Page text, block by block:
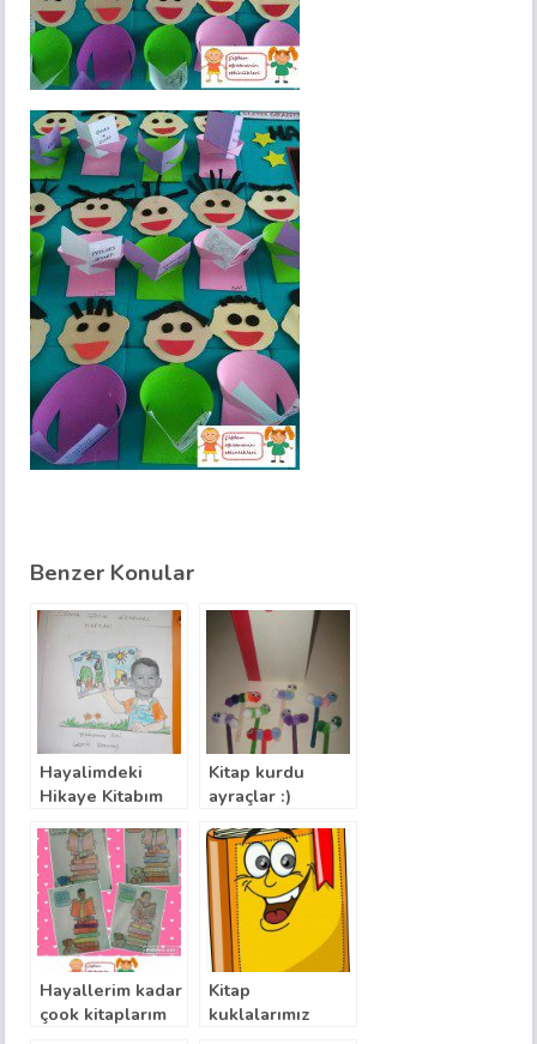
Benzer Konular
Hayalimdeki
Hikaye Kitabım
Kitap kurdu
ayraçlar :)
Hayallerim kadar
çook kitaplarım
Kitap
kuklalarımız